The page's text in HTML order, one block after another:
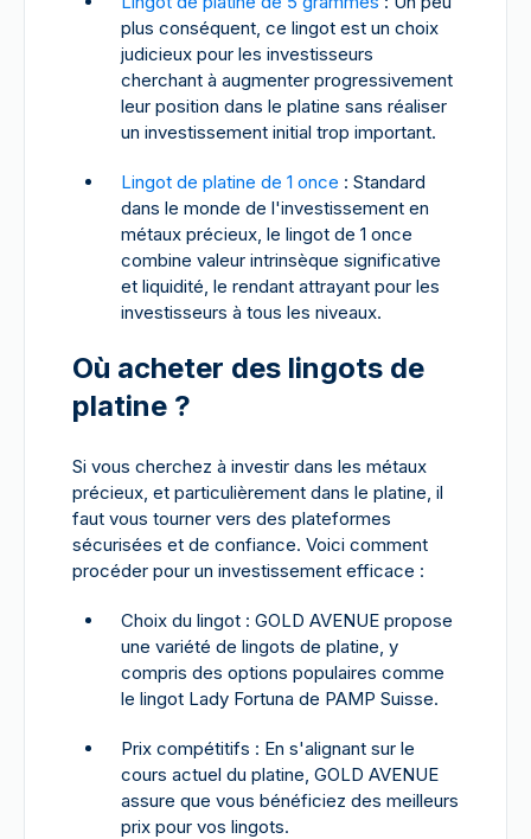
plus conséquent, ce lingot est un choix
judicieux pour les investisseurs
cherchant à augmenter progressivement
leur position dans le platine sans réaliser
un investissement initial trop important.
Lingot de platine de 1 once : Standard
dans le monde de l'investissement en
métaux précieux, le lingot de 1 once
combine valeur intrinsèque significative
et liquidité, le rendant attrayant pour les
investisseurs à tous les niveaux.
Où acheter des lingots de
platine ?
Si vous cherchez à investir dans les métaux
précieux, et particulièrement dans le platine, il
faut vous tourner vers des plateformes
sécurisées et de confiance. Voici comment
procéder pour un investissement efficace :
Choix du lingot : GOLD AVENUE propose
une variété de lingots de platine, y
compris des options populaires comme
le lingot Lady Fortuna de PAMP Suisse.
Prix compétitifs : En s'alignant sur le
cours actuel du platine, GOLD AVENUE
assure que vous bénéficiez des meilleurs
prix pour vos lingots.